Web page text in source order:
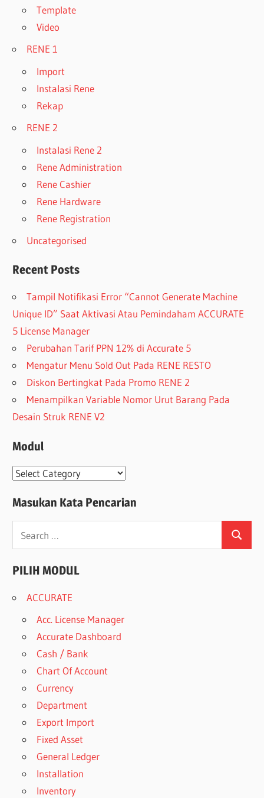
Template
Video
RENE 1
Import
Instalasi Rene
Rekap
RENE 2
Instalasi Rene 2
Rene Administration
Rene Cashier
Rene Hardware
Rene Registration
Uncategorised
Recent Posts
Tampil Notifikasi Error “Cannot Generate Machine
Unique ID” Saat Aktivasi Atau Pemindaham ACCURATE
5 License Manager
Perubahan Tarif PPN 12% di Accurate 5
Mengatur Menu Sold Out Pada RENE RESTO
Diskon Bertingkat Pada Promo RENE 2
Menampilkan Variable Nomor Urut Barang Pada
Desain Struk RENE V2
Modul
Modul
Masukan Kata Pencarian
for:
Search
PILIH MODUL
ACCURATE
Acc. License Manager
Accurate Dashboard
Cash / Bank
Chart Of Account
Currency
Department
Export Import
Fixed Asset
General Ledger
Installation
Inventory